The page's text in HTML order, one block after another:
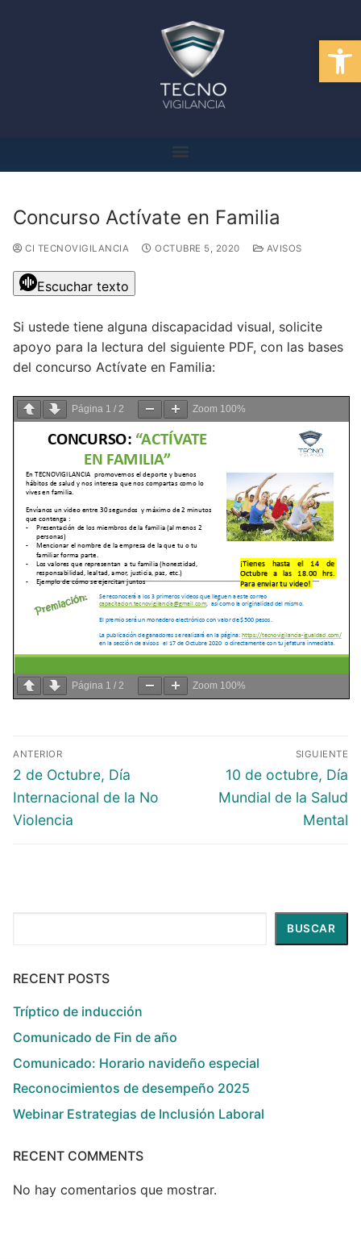
Abrir
Concurso Actívate en Familia
CI TECNOVIGILANCIA OCTUBRE 5, 2020 AVISOS
Escuchar texto
Si ustede tiene alguna discapacidad visual, solicite
apoyo para la lectura del siguiente PDF, con las bases
del concurso Actívate en Familia:
Página 1 / 2 Zoom 100%
Página 1 / 2 Zoom 100%
ANTERIOR
2 de Octubre, Día
Internacional de la No
Violencia
SIGUIENTE
10 de octubre, Día
Mundial de la Salud
Mental
BUSCAR
RECENT POSTS
Tríptico de inducción
Comunicado de Fin de año
Comunicado: Horario navideño especial
Reconocimientos de desempeño 2025
Webinar Estrategias de Inclusión Laboral
RECENT COMMENTS
No hay comentarios que mostrar.